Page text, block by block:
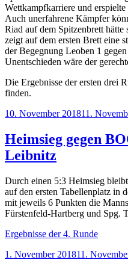
Wettkampfkarriere und
Auch unerfahrene Kämpfer
Riad auf dem Spitzenbrett
zeigt auf dem ersten Brett eine
der Begegnung Leoben 1
Unentschieden wäre der
Die Ergebnisse der ersten drei
finden.
Veröffentlicht
10. November 201811.
Heimsieg gegen
Leibnitz
Durch einen 5:3 Heimsieg
auf den ersten Tabellenplatz in
mit jeweils 6 Punkten die
Fürstenfeld-Hartberg und Spg.
Ergebnisse der 4. Runde
Veröffentlicht
1. November 201811.